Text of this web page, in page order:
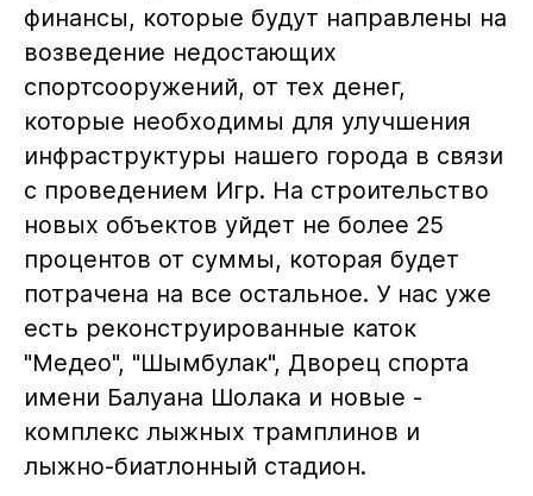
финансы, которые будут направлены на
возведение недостающих
спортсооружений, от тех денег,
которые необходимы для улучшения
инфраструктуры нашего города в связи
с проведением Игр. На строительство
новых объектов уйдет не более 25
процентов от суммы, которая будет
потрачена на все остальное. У нас уже
есть реконструированные каток
"Медео", "Шымбулак", Дворец спорта
имени Балуана Шолака и новые -
комплекс лыжных трамплинов и
лыжно-биатлонный стадион.